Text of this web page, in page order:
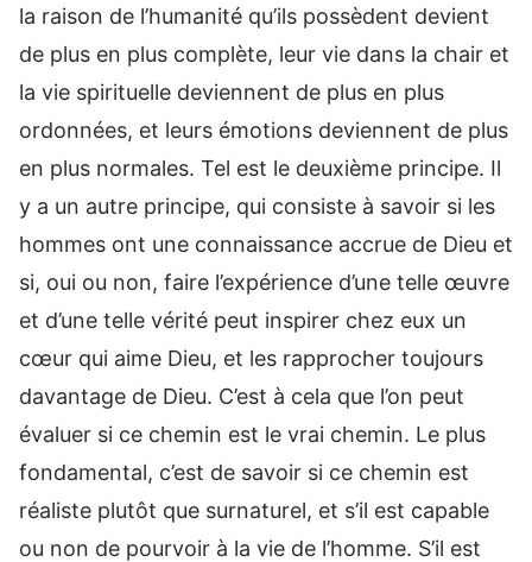
la raison de l’humanité qu’ils possèdent devient
de plus en plus complète, leur vie dans la chair et
la vie spirituelle deviennent de plus en plus
ordonnées, et leurs émotions deviennent de plus
en plus normales. Tel est le deuxième principe. Il
y a un autre principe, qui consiste à savoir si les
hommes ont une connaissance accrue de Dieu et
si, oui ou non, faire l’expérience d’une telle œuvre
et d’une telle vérité peut inspirer chez eux un
cœur qui aime Dieu, et les rapprocher toujours
davantage de Dieu. C’est à cela que l’on peut
évaluer si ce chemin est le vrai chemin. Le plus
fondamental, c’est de savoir si ce chemin est
réaliste plutôt que surnaturel, et s’il est capable
ou non de pourvoir à la vie de l’homme. S’il est